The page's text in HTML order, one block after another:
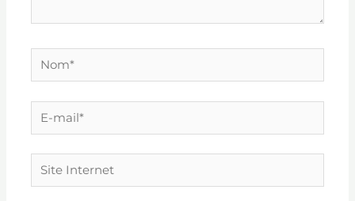
Nom*
E-
mail*
Site
Internet